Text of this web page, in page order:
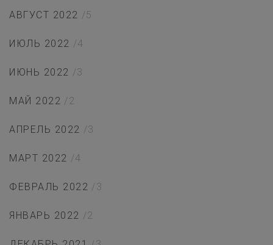
АВГУСТ 2022 /5
ИЮЛЬ 2022 /4
ИЮНЬ 2022 /3
МАЙ 2022 /2
АПРЕЛЬ 2022 /3
МАРТ 2022 /4
ФЕВРАЛЬ 2022 /3
ЯНВАРЬ 2022 /2